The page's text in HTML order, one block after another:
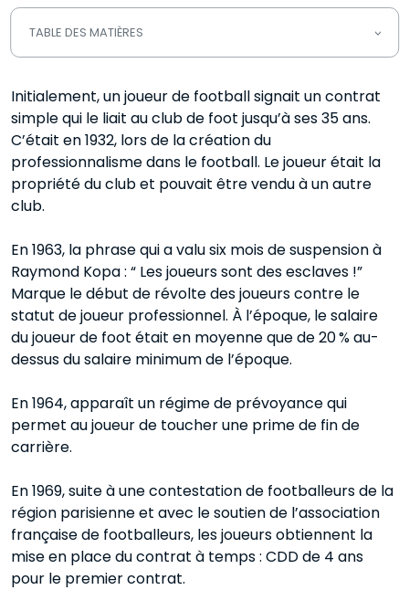
TABLE DES MATIÈRES
base d’un footballeur ?
La retraite complémentaire des
footballeurs professionnels
La deuxième partie de carrière d’un
joueur de foot
Initialement, un joueur de football signait un contrat
simple qui le liait au club de foot jusqu’à ses 35 ans.
C’était en 1932, lors de la création du
professionnalisme dans le football. Le joueur était la
propriété du club et pouvait être vendu à un autre
club.
En 1963, la phrase qui a valu six mois de suspension à
Raymond Kopa : “ Les joueurs sont des esclaves !”
Marque le début de révolte des joueurs contre le
statut de joueur professionnel. À l’époque, le salaire
du joueur de foot était en moyenne que de 20 % au-
dessus du salaire minimum de l’époque.
En 1964, apparaît un régime de prévoyance qui
permet au joueur de toucher une prime de fin de
carrière.
En 1969, suite à une contestation de footballeurs de la
région parisienne et avec le soutien de l’association
française de footballeurs, les joueurs obtiennent la
mise en place du contrat à temps : CDD de 4 ans
pour le premier contrat.